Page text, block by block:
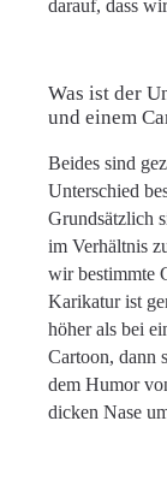
darauf, dass
Was ist der
und einem
Beides sind
Unterschied
Grundsätzlich
im Verhältnis
wir bestimmte
Karikatur ist
höher als bei
Cartoon, dann
dem Humor
dicken Nase